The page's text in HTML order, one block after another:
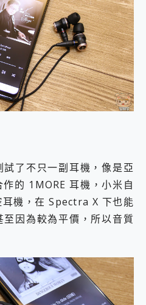
了不只一副耳機，像是亞
的 1MORE 耳機，小米自
機，在 Spectra X 下也能
因為較為平價，所以音質